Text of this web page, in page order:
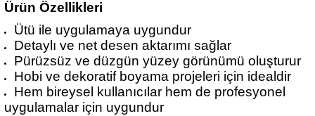
Ürün Özellikleri
Ütü ile uygulamaya uygundur
Detaylı ve net desen aktarımı sağlar
Pürüzsüz ve düzgün yüzey görünümü oluşturur
Hobi ve dekoratif boyama projeleri için idealdir
Hem bireysel kullanıcılar hem de profesyonel
uygulamalar için uygundur